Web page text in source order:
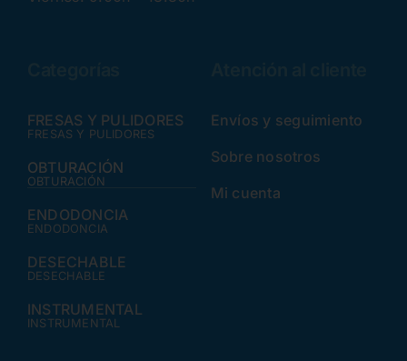
FRESAS Y PULIDORES
FRESAS Y PULIDORES
OBTURACIÓN
OBTURACIÓN
ENDODONCIA
ENDODONCIA
DESECHABLE
DESECHABLE
INSTRUMENTAL
INSTRUMENTAL
Envíos y seguimiento
Sobre nosotros
Mi cuenta